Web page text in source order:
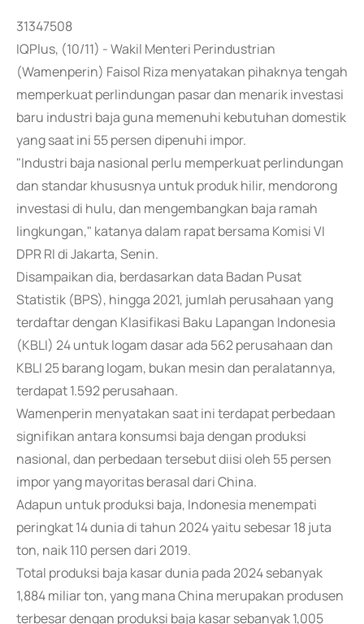
31347508
IQPlus, (10/11) - Wakil Menteri Perindustrian
(Wamenperin) Faisol Riza menyatakan pihaknya tengah
memperkuat perlindungan pasar dan menarik investasi
baru industri baja guna memenuhi kebutuhan domestik
yang saat ini 55 persen dipenuhi impor.
"Industri baja nasional perlu memperkuat perlindungan
dan standar khususnya untuk produk hilir, mendorong
investasi di hulu, dan mengembangkan baja ramah
lingkungan," katanya dalam rapat bersama Komisi VI
DPR RI di Jakarta, Senin.
Disampaikan dia, berdasarkan data Badan Pusat
Statistik (BPS), hingga 2021, jumlah perusahaan yang
terdaftar dengan Klasifikasi Baku Lapangan Indonesia
(KBLI) 24 untuk logam dasar ada 562 perusahaan dan
KBLI 25 barang logam, bukan mesin dan peralatannya,
terdapat 1.592 perusahaan.
Wamenperin menyatakan saat ini terdapat perbedaan
signifikan antara konsumsi baja dengan produksi
nasional, dan perbedaan tersebut diisi oleh 55 persen
impor yang mayoritas berasal dari China.
Adapun untuk produksi baja, Indonesia menempati
peringkat 14 dunia di tahun 2024 yaitu sebesar 18 juta
ton, naik 110 persen dari 2019.
Total produksi baja kasar dunia pada 2024 sebanyak
1,884 miliar ton, yang mana China merupakan produsen
terbesar dengan produksi baja kasar sebanyak 1,005